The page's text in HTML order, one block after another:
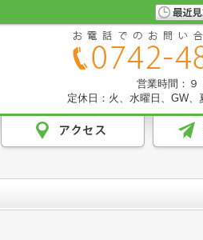
営業時間：９
定休日：火、水曜日、GW